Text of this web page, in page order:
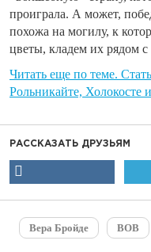
проиграла. А может,
похожа на могилу, к
цветы, кладем их рядом
Читать еще по теме.
Рольникайте, Холокосте
РАССКАЗАТЬ ДРУЗЬЯМ
Вера Бройде ВОВ